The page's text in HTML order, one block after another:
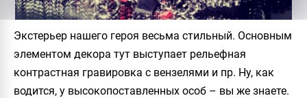
Экстерьер нашего героя весьма стильный. Основным
элементом декора тут выступает рельефная
контрастная гравировка с вензелями и пр. Ну, как
водится, у высокопоставленных особ – вы же знаете.